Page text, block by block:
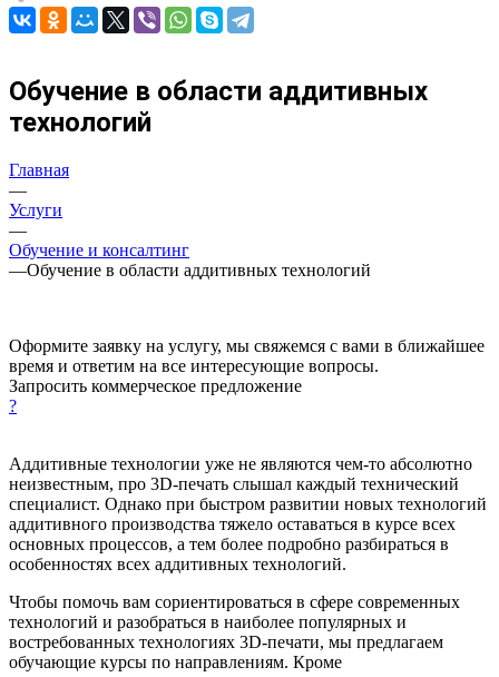
Обучение в области аддитивных
технологий
Главная
—
Услуги
—
Обучение и консалтинг
—Обучение в области аддитивных технологий
Оформите заявку на услугу, мы свяжемся с вами в ближайшее
время и ответим на все интересующие вопросы.
Запросить коммерческое предложение
?
Аддитивные технологии уже не являются чем-то абсолютно
неизвестным, про 3D-печать слышал каждый технический
специалист. Однако при быстром развитии новых технологий
аддитивного производства тяжело оставаться в курсе всех
основных процессов, а тем более подробно разбираться в
особенностях всех аддитивных технологий.
Чтобы помочь вам сориентироваться в сфере современных
технологий и разобраться в наиболее популярных и
востребованных технологиях 3D-печати, мы предлагаем
обучающие курсы по направлениям. Кроме